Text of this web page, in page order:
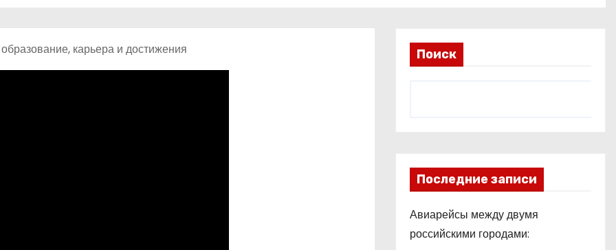
Поиск
Последние записи
Авиарейсы между двумя
российскими городами: